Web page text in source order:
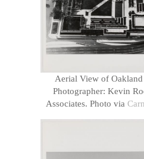
Aerial View of
Photographer: Kevin
Associates. Photo via